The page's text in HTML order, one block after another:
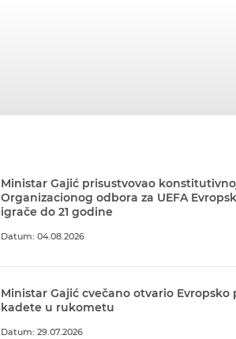
Ministar Gajić prisustvovao
Organizacionog odbora za UEFA
igrače do 21 godine
Datum: 04.08.2026
Ministar Gajić cvečano otvario Evropsko
kadete u rukometu
Datum: 29.07.2026